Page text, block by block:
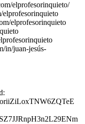
elprofesorinquieto/
elprofesorinquieto
elprofesorinquieto
in/juan-jesús-